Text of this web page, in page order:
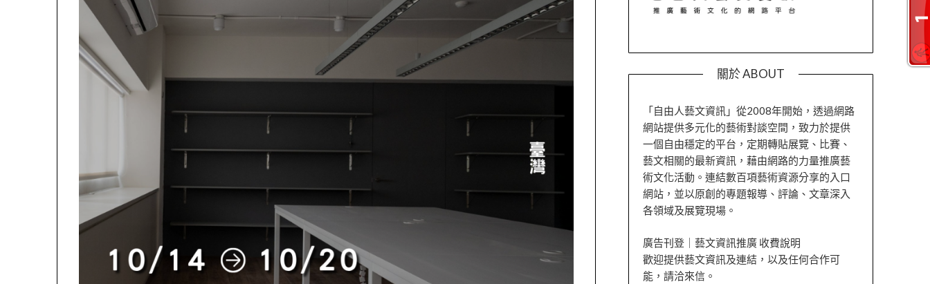
關於 ABOUT
「自由人藝文資訊」從2008年開始，透過網路
網站提供多元化的藝術對談空間，致力於提供
一個自由穩定的平台，定期轉貼展覽、比賽、
藝文相關的最新資訊，藉由網路的力量推廣藝
術文化活動。連結數百項藝術資源分享的入口
網站，並以原創的專題報導、評論、文章深入
各領域及展覽現場。
廣告刊登｜藝文資訊推廣 收費說明
歡迎提供藝文資訊及連結，以及任何合作可
能，請洽來信。